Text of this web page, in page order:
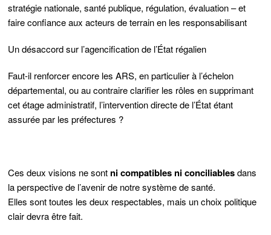
stratégie nationale, santé publique, régulation, évaluation – et
faire confiance aux acteurs de terrain en les responsabilisant
Un désaccord sur l’agencification de l’État régalien
Faut-il renforcer encore les ARS, en particulier à l’échelon
départemental, ou au contraire clarifier les rôles en supprimant
cet étage administratif, l’intervention directe de l’État étant
assurée par les préfectures ?
Ces deux visions ne sont ni compatibles ni conciliablesdans
la perspective de l’avenir de notre système de santé.
Elles sont toutes les deux respectables, mais un choix politique
clair devra être fait.